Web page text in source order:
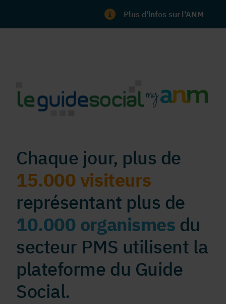
Plus d'infos sur l'ANM
Chaque jour, plus de
15.000 visiteurs
représentant plus de
10.000 organismes du
secteur PMS utilisent la
plateforme du Guide
Social.